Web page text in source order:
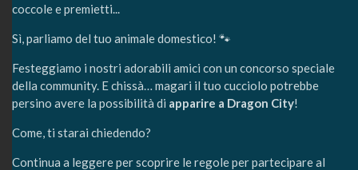
coccole e premietti...
Sì, parliamo del tuo animale domestico! 🐾
Festeggiamo i nostri adorabili amici con un concorso speciale
della community. E chissà… magari il tuo cucciolo potrebbe
persino avere la possibilità di apparire a Dragon City!
Come, ti starai chiedendo?
Continua a leggere per scoprire le regole per partecipare al